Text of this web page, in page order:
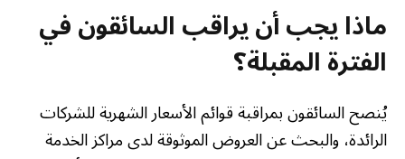
ماذا يجب أن يراقب السائقون في
الفترة المقبلة؟
يُنصح السائقون بمراقبة قوائم الأسعار الشهرية للشركات
الرائدة، والبحث عن العروض الموثوقة لدى مراكز الخدمة